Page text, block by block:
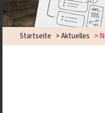
Startseite >Aktuelles >